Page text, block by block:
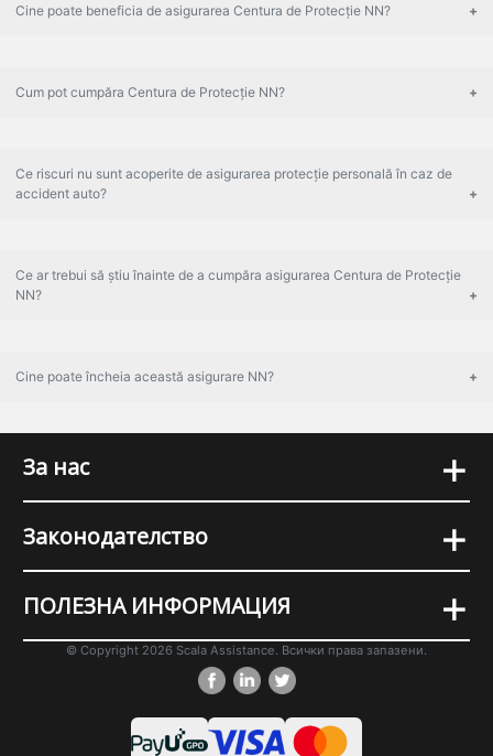
Cine poate beneficia de asigurarea Centura de Protecție NN?
Cum pot cumpăra Centura de Protecție NN?
Ce riscuri nu sunt acoperite de asigurarea protecție personală în caz de
accident auto?
Ce ar trebui să știu înainte de a cumpăra asigurarea Centura de Protecție
NN?
Cine poate încheia această asigurare NN?
За нас +
Законодателство +
ПОЛЕЗНА ИНФОРМАЦИЯ +
© Copyright 2026 Scala Assistance. Всички права запазени.